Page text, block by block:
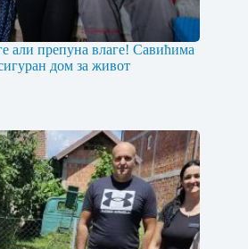
али препуна влаге! Савићима
дом за живот